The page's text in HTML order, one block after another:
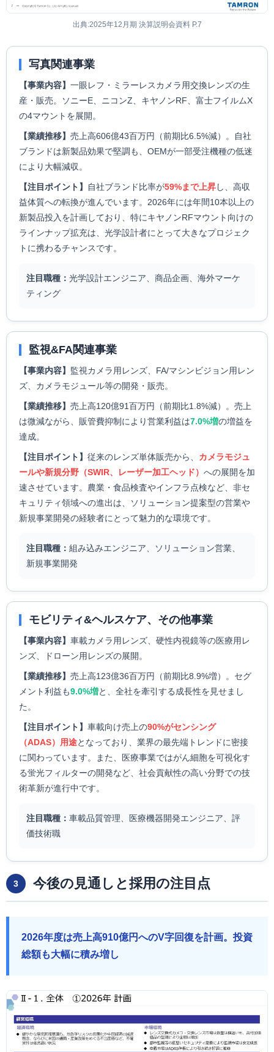
出典:2025年12月期 決算説明会資料 P.7
写真関連事業
【事業内容】 一眼レフ・ミラーレスカメラ用交換レンズの生
産・販売。ソニーE、ニコンZ、キヤノンRF、富士フイルムX
の4マウントを展開。
【業績推移】 売上高606億43百万円（前期比6.5%減）。自社
ブランドは新製品効果で堅調も、OEMが一部受注機種の低迷
により大幅減収。
【注目ポイント】 自社ブランド比率が59%まで上昇し、高収
益体質への転換が進んでいます。2026年には年間10本以上の
新製品投入を計画しており、特にキヤノンRFマウント向けの
ラインナップ拡充は、光学設計者にとって大きなプロジェク
トに携わるチャンスです。
注目職種： 光学設計エンジニア、商品企画、海外マーケ
ティング
監視&FA関連事業
【事業内容】 監視カメラ用レンズ、FA/マシンビジョン用レン
ズ、カメラモジュール等の開発・販売。
【業績推移】 売上高120億91百万円（前期比1.8%減）。売上
は微減ながら、販管費抑制により営業利益は7.0%増の増益を
達成。
【注目ポイント】 従来のレンズ単体販売から、 カメラモジュ
ールや新規分野（SWIR、レーザー加工ヘッド） への展開を加
速させています。農業・食品検査やインフラ点検など、非セ
キュリティ領域への進出は、ソリューション提案型の営業や
新規事業開発の経験者にとって魅力的な環境です。
注目職種： 組み込みエンジニア、ソリューション営業、
新規事業開発
モビリティ&ヘルスケア、その他事業
【事業内容】 車載カメラ用レンズ、硬性内視鏡等の医療用レ
ンズ、ドローン用レンズの展開。
【業績推移】 売上高123億36百万円（前期比8.9%増）。セグ
メント利益も9.0%増と、全社を牽引する成長性を見せまし
た。
【注目ポイント】 車載向け売上の90%がセンシング
（ADAS）用途となっており、業界の最先端トレンドに密接
に関わっています。また、医療事業ではがん細胞を可視化す
る蛍光フィルターの開発など、社会貢献性の高い分野での技
術革新が進行中です。
注目職種： 車載品質管理、医療機器開発エンジニア、評
価技術職
3 今後の見通しと採用の注目点
2026年度は売上高910億円へのV字回復を計画。投資
総額も大幅に積み増し